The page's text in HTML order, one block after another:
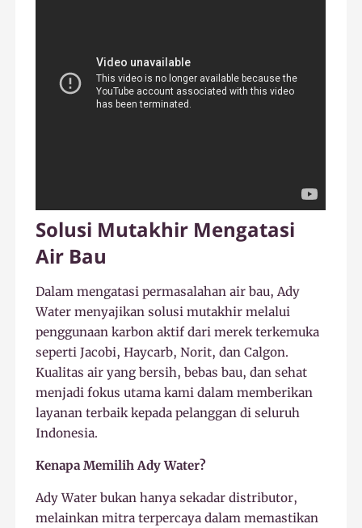
Solusi Mutakhir Mengatasi
Air Bau
Dalam mengatasi permasalahan air bau, Ady
Water menyajikan solusi mutakhir melalui
penggunaan karbon aktif dari merek terkemuka
seperti Jacobi, Haycarb, Norit, dan Calgon.
Kualitas air yang bersih, bebas bau, dan sehat
menjadi fokus utama kami dalam memberikan
layanan terbaik kepada pelanggan di seluruh
Indonesia.
Kenapa Memilih Ady Water?
Ady Water bukan hanya sekadar distributor,
melainkan mitra terpercaya dalam memastikan